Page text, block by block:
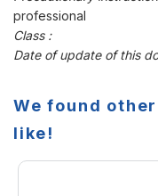
professional
Class :
Date of update of this
We found
like!